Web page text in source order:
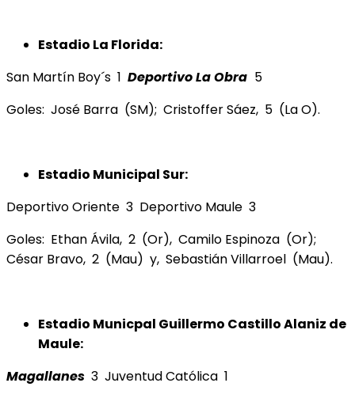
Estadio La Florida:
San Martín Boy´s 1 Deportivo La Obra 5
Goles: José Barra (SM); Cristoffer Sáez, 5 (La O).
Estadio Municipal Sur:
Deportivo Oriente 3 Deportivo Maule 3
Goles: Ethan Ávila, 2 (Or), Camilo Espinoza (Or);
César Bravo, 2 (Mau) y, Sebastián Villarroel (Mau).
Estadio Municpal Guillermo Castillo Alaniz de
Maule:
Magallanes 3 Juventud Católica 1